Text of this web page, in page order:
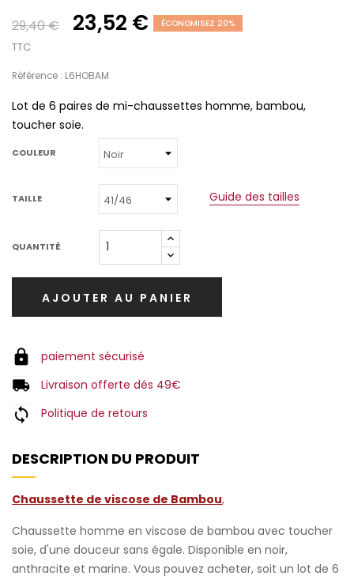
29,40 € 23,52 € ÉCONOMISEZ 20%
TTC
Référence : L6HOBAM
Lot de 6 paires de mi-chaussettes homme, bambou,
toucher soie.
COULEUR
TAILLE Guide des tailles
QUANTITÉ
AJOUTER AU PANIER
paiement sécurisé
Livraison offerte dés 49€
Politique de retours
DESCRIPTION DU PRODUIT
Chaussette de viscose de Bambou,
Chaussette homme en viscose de bambou avec toucher
soie, d'une douceur sans égale. Disponible en noir,
anthracite et marine. Vous pouvez acheter, soit un lot de 6